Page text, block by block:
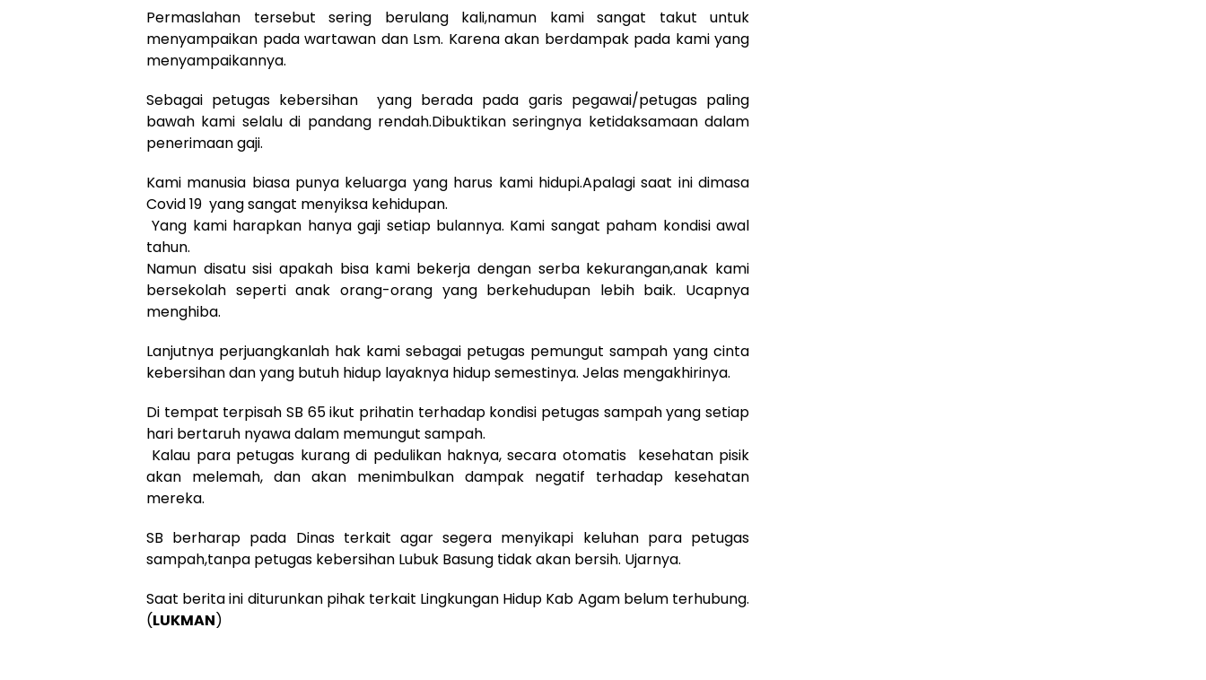
Permaslahan tersebut sering berulang kali,namun kami sangat takut untuk
menyampaikan pada wartawan dan Lsm. Karena akan berdampak pada kami yang
menyampaikannya.
Sebagai petugas kebersihan yang berada pada garis pegawai/petugas paling
bawah kami selalu di pandang rendah.Dibuktikan seringnya ketidaksamaan dalam
penerimaan gaji.
Kami manusia biasa punya keluarga yang harus kami hidupi.Apalagi saat ini dimasa
Covid 19 yang sangat menyiksa kehidupan.
Yang kami harapkan hanya gaji setiap bulannya. Kami sangat paham kondisi awal
tahun.
Namun disatu sisi apakah bisa kami bekerja dengan serba kekurangan,anak kami
bersekolah seperti anak orang-orang yang berkehudupan lebih baik. Ucapnya
menghiba.
Lanjutnya perjuangkanlah hak kami sebagai petugas pemungut sampah yang cinta
kebersihan dan yang butuh hidup layaknya hidup semestinya. Jelas mengakhirinya.
Di tempat terpisah SB 65 ikut prihatin terhadap kondisi petugas sampah yang setiap
hari bertaruh nyawa dalam memungut sampah.
Kalau para petugas kurang di pedulikan haknya, secara otomatis kesehatan pisik
akan melemah, dan akan menimbulkan dampak negatif terhadap kesehatan
mereka.
SB berharap pada Dinas terkait agar segera menyikapi keluhan para petugas
sampah,tanpa petugas kebersihan Lubuk Basung tidak akan bersih. Ujarnya.
Saat berita ini diturunkan pihak terkait Lingkungan Hidup Kab Agam belum terhubung.
(LUKMAN)